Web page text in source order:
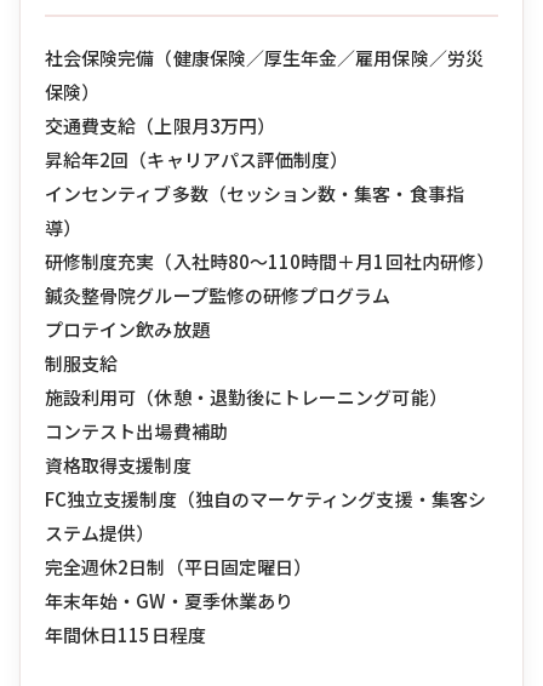
社会保険完備（健康保険／厚生年金／雇用保険／労災
保険）
交通費支給（上限月3万円）
昇給年2回（キャリアパス評価制度）
インセンティブ多数（セッション数・集客・食事指
導）
研修制度充実（入社時80〜110時間＋月1回社内研修）
鍼灸整骨院グループ監修の研修プログラム
プロテイン飲み放題
制服支給
施設利用可（休憩・退勤後にトレーニング可能）
コンテスト出場費補助
資格取得支援制度
FC独立支援制度（独自のマーケティング支援・集客シ
ステム提供）
完全週休2日制（平日固定曜日）
年末年始・GW・夏季休業あり
年間休日115日程度